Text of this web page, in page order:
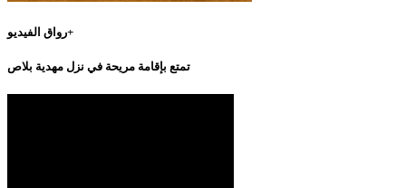
رواق الفيديو+
تمتع بإقامة مريحة في نزل مهدية بلاص